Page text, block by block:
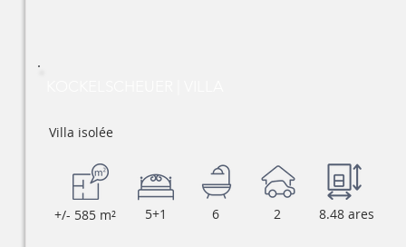
Villa isolée
+/- 585 m² 5+1 6 2 8.48 ares